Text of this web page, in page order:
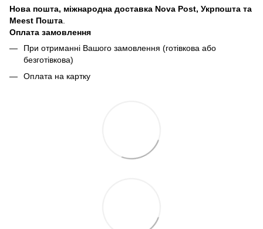
Нова пошта, міжнародна доставка Nova Post, Укрпошта та
Meest Пошта
Оплата замовлення
При отриманні Вашого замовлення (готівкова або
безготівкова)
Оплата на картку